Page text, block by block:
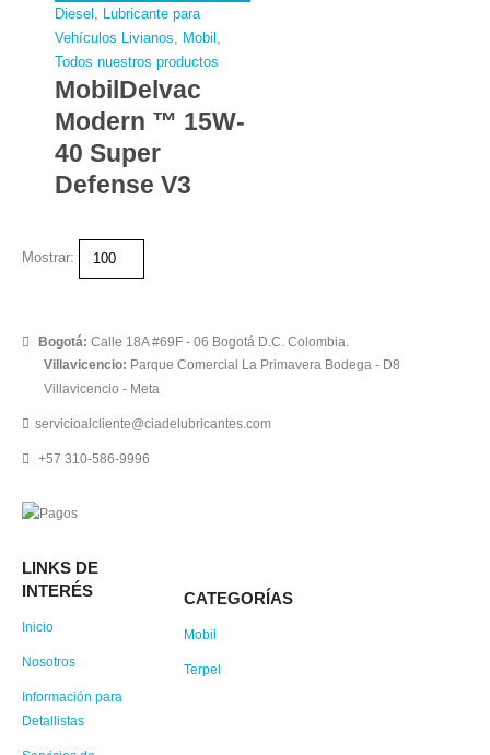
Diesel
Lubricante para
Vehículos Livianos
Mobil
Todos nuestros productos
MobilDelvac
Modern ™ 15W-
40 Super
Defense V3
Mostrar:
Bogotá: Calle 18A #69F - 06 Bogotá D.C. Colombia.
Villavicencio: Parque Comercial La Primavera Bodega - D8
Villavicencio - Meta
servicioalcliente@ciadelubricantes.com
+57 310-586-9996
LINKS DE
INTERÉS
Inicio
Nosotros
Información para
Detallistas
CATEGORÍAS
Mobil
Terpel